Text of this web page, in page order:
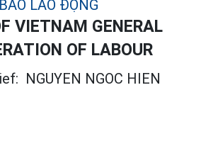
VIETNAM GENERAL
OF LABOUR
NGUYEN NGOC HIEN